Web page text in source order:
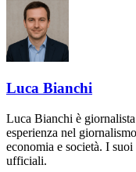
Luca Bianchi
Luca Bianchi è
esperienza nel
economia e società. I
ufficiali.